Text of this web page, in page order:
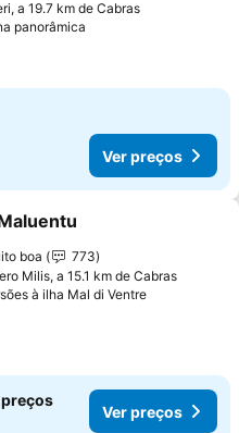
a 19.7 km de Cabras
panorâmica
Ver preços
aos favoritos
boa
773
Milis, a 15.1 km de Cabras
à ilha Mal di Ventre
preços
Ver preços